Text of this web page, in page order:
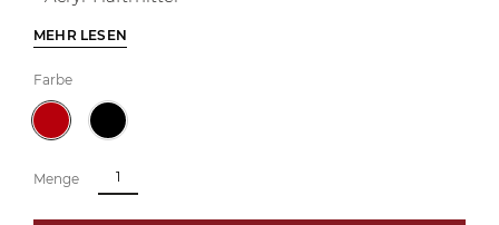
MEHR LESEN
Farbe
Menge